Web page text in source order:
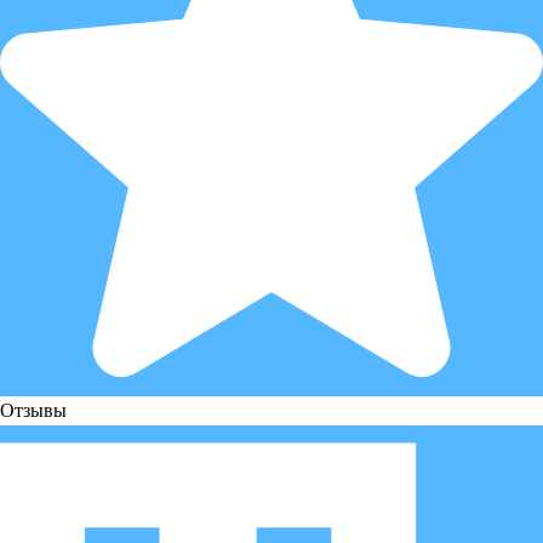
Отзывы